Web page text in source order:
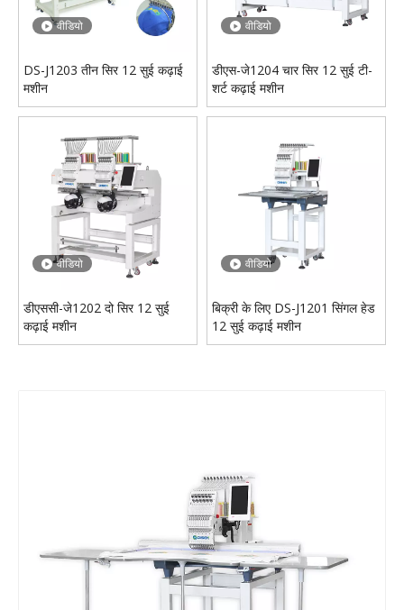
वीडियो वीडियो
वीडियो
DS-J1203 तीन सिर 12 सुई कढ़ाई
मशीन
वीडियो
डीएस-जे1204 चार सिर 12 सुई टी-
शर्ट कढ़ाई मशीन
वीडियो
डीएससी-जे1202 दो सिर 12 सुई
कढ़ाई मशीन
वीडियो
बिक्री के लिए DS-J1201 सिंगल हेड
12 सुई कढ़ाई मशीन